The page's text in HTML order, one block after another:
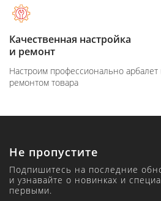
Качественная настройка
и ремонт
Настроим профессионально
ремонтом товара
Не пропустите
Подпишитесь на последние
и узнавайте о новинках и
первыми.